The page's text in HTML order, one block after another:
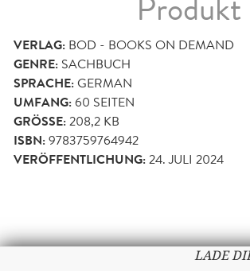
VERLAG: BOD - BOOKS ON DEMAND
GENRE: SACHBUCH
SPRACHE:GERMAN
UMFANG:60 SEITEN
GRÖSSE: 208,2 KB
ISBN:9783759764942
VERÖFFENTLICHUNG:24. JULI 2024
LADE